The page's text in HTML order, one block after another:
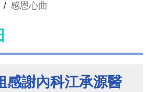
/ 感恩心曲
感謝內科江承源醫